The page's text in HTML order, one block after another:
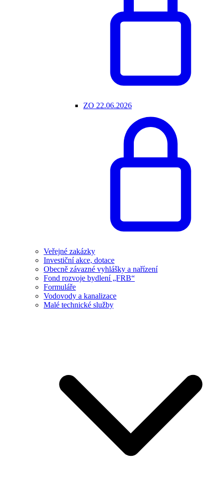
ZO 22.06.2026
Veřejné zakázky
Investiční akce, dotace
Obecně závazné vyhlášky a nařízení
Fond rozvoje bydlení „FRB“
Formuláře
Vodovody a kanalizace
Malé technické služby